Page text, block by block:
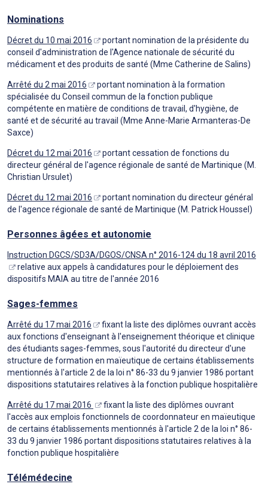
Nominations
Décret du 10 mai 2016
portant nomination de la présidente du
conseil d'administration de l'Agence nationale de sécurité du
médicament et des produits de santé (Mme Catherine de Salins)
Arrêté du 2 mai 2016
portant nomination à la formation
spécialisée du Conseil commun de la fonction publique
compétente en matière de conditions de travail, d'hygiène, de
santé et de sécurité au travail (Mme Anne-Marie Armanteras-De
Saxce)
Décret du 12 mai 2016
portant cessation de fonctions du
directeur général de l'agence régionale de santé de Martinique (M.
Christian Ursulet)
Décret du 12 mai 2016
portant nomination du directeur général
de l'agence régionale de santé de Martinique (M. Patrick Houssel)
Personnes âgées et autonomie
Instruction DGCS/SD3A/DGOS/CNSA n° 2016-124 du 18 avril 2016
relative aux appels à candidatures pour le déploiement des
dispositifs MAIA au titre de l'année 2016
Sages-femmes
Arrêté du 17 mai 2016
fixant la liste des diplômes ouvrant accès
aux fonctions d'enseignant à l'enseignement théorique et clinique
des étudiants sages-femmes, sous l'autorité du directeur d'une
structure de formation en maïeutique de certains établissements
mentionnés à l'article 2 de la loi n° 86-33 du 9 janvier 1986 portant
dispositions statutaires relatives à la fonction publique hospitalière
Arrêté du 17 mai 2016
fixant la liste des diplômes ouvrant
l'accès aux emplois fonctionnels de coordonnateur en maïeutique
de certains établissements mentionnés à l'article 2 de la loi n° 86-
33 du 9 janvier 1986 portant dispositions statutaires relatives à la
fonction publique hospitalière
Télémédecine